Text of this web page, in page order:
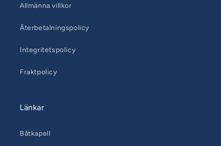
Allmänna villkor
Återbetalningspolicy
Integritetspolicy
Fraktpolicy
Länkar
Båtkapell